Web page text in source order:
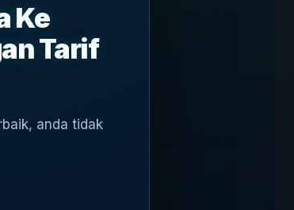
Ke
Tarif
anda tidak